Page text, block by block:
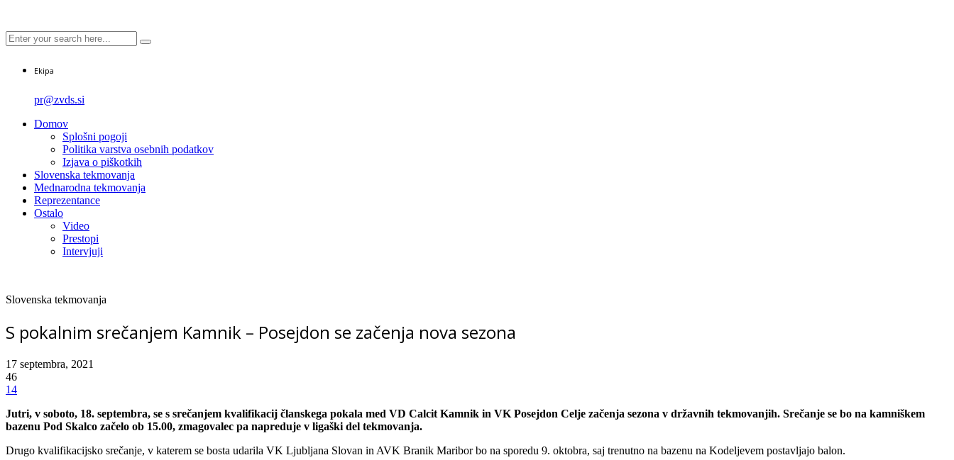
Ekipa
pr@zvds.si
Domov
Splošni pogoji
Politika varstva osebnih podatkov
Izjava o piškotkih
Slovenska tekmovanja
Mednarodna tekmovanja
Reprezentance
Ostalo
Video
Prestopi
Intervjuji
Slovenska tekmovanja
S pokalnim srečanjem Kamnik – Posejdon se začenja nova sezona
17 septembra, 2021
46
14
Jutri, v soboto, 18. septembra, se s srečanjem kvalifikacij članskega pokala med VD Calcit Kamnik in VK Posejdon Celje začenja sezona v državnih tekmovanjih. Srečanje se bo na kamniškem
bazenu Pod Skalco začelo ob 15.00, zmagovalec pa napreduje v ligaški del tekmovanja.
Drugo kvalifikacijsko srečanje, v katerem se bosta udarila VK Ljubljana Slovan in AVK Branik Maribor bo na sporedu 9. oktobra, saj trenutno na bazenu na Kodeljevem postavljajo balon.